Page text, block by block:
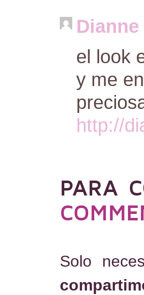
Dianne
el look
y me
http://
PARA
Solo